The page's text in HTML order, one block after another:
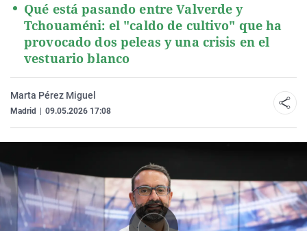
Qué está pasando entre Valverde y
Tchouaméni: el "caldo de cultivo" que ha
provocado dos peleas y una crisis en el
vestuario blanco
Marta Pérez Miguel
Madrid 09.05.2026 17:08